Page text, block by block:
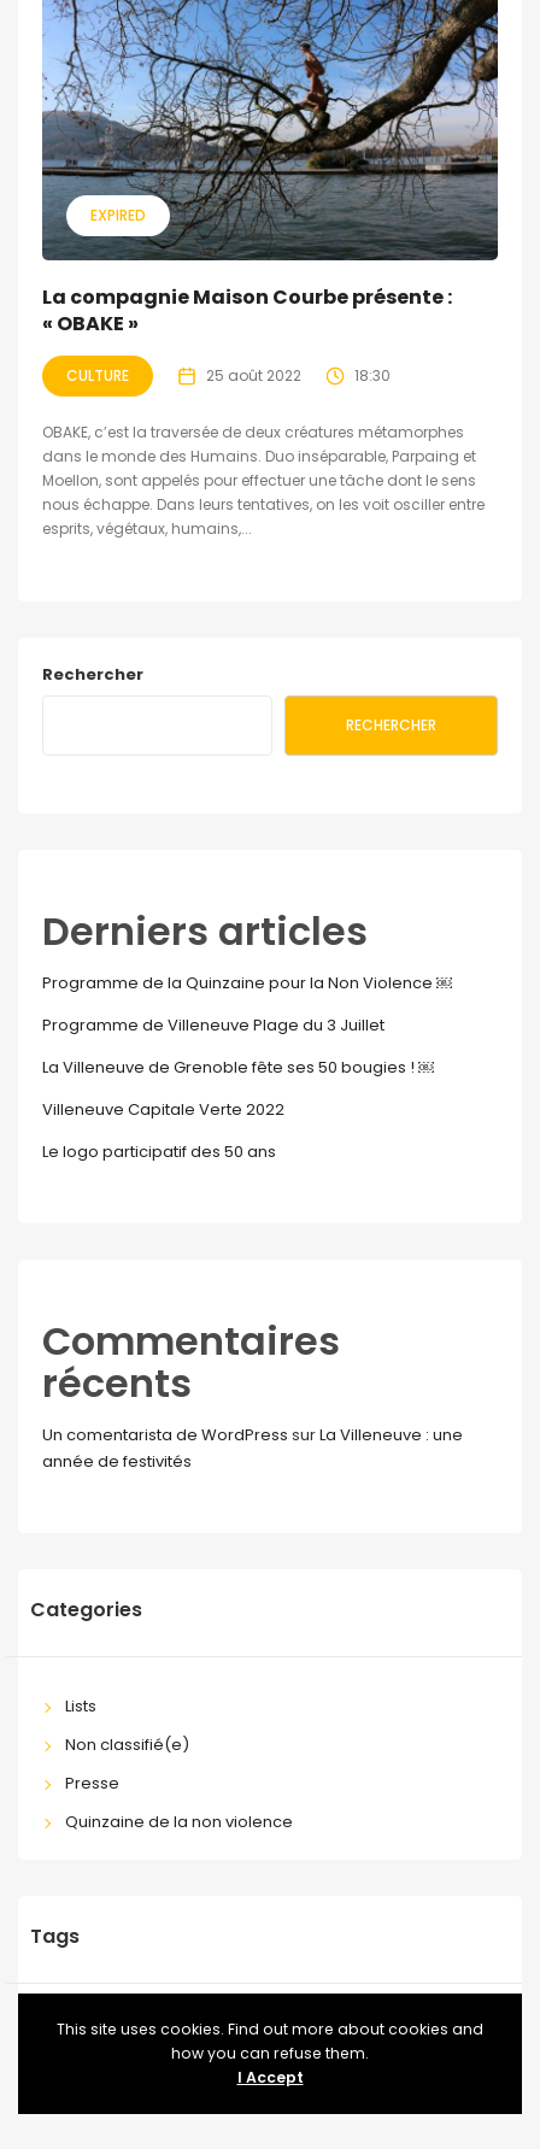
EXPIRED
La compagnie Maison Courbe présente :
« OBAKE »
CULTURE 25 août 2022 18:30
OBAKE, c’est la traversée de deux créatures métamorphes
dans le monde des Humains. Duo inséparable, Parpaing et
Moellon, sont appelés pour effectuer une tâche dont le sens
nous échappe. Dans leurs tentatives, on les voit osciller entre
esprits, végétaux, humains,...
Rechercher
RECHERCHER
Derniers articles
Programme de la Quinzaine pour la Non Violence ￼
Programme de Villeneuve Plage du 3 Juillet
La Villeneuve de Grenoble fête ses 50 bougies ! ￼
Villeneuve Capitale Verte 2022
Le logo participatif des 50 ans
Commentaires
récents
Un comentarista de WordPress surLa Villeneuve : une
année de festivités
Categories
Lists
Non classifié(e)
Presse
Quinzaine de la non violence
Tags
BLOG CONFERENCE EVENT EVENTS FOOD
This site uses cookies. Find out more about cookies and
how you can refuse them.
I Accept